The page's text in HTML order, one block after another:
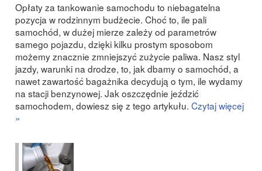
Opłaty za tankowanie samochodu to niebagatelna
pozycja w rodzinnym budżecie. Choć to, ile pali
samochód, w dużej mierze zależy od parametrów
samego pojazdu, dzięki kilku prostym sposobom
możemy znacznie zmniejszyć zużycie paliwa. Nasz styl
jazdy, warunki na drodze, to, jak dbamy o samochód, a
nawet zawartość bagażnika decydują o tym, ile wydamy
na stacji benzynowej. Jak oszczędnie jeździć
samochodem, dowiesz się z tego artykułu. Czytaj więcej
»